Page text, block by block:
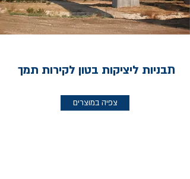
תבניות ליציקות בטון לקירות תמך
צפיה במוצרים